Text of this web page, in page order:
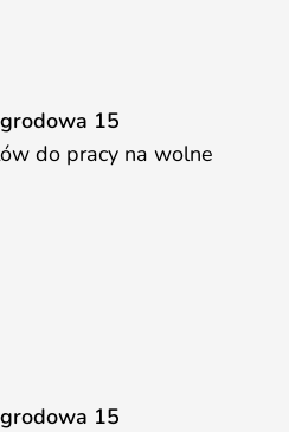
15
do pracy na wolne
15